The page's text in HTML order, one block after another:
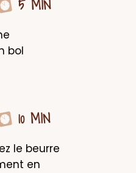
bol
10 MIN
le beurre
en